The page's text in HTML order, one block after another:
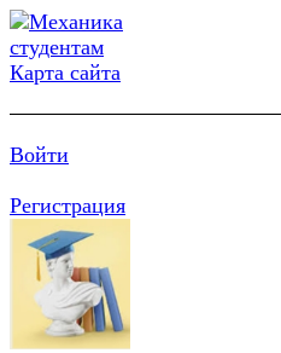
Карта сайта
Войти
Регистрация